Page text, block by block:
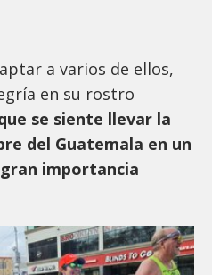
a varios de ellos,
en su rostro
se siente llevar la
del Guatemala en un
importancia